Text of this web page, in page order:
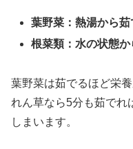
葉野菜：熱湯から茹
根菜類：水の状態
葉野菜は茹でるほど栄
れん草なら5分も茹でれ
しまいます。